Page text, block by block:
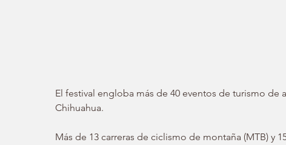
El festival engloba más de 40 eventos de turismo
Chihuahua.
Más de 13 carreras de ciclismo de montaña (MTB) y